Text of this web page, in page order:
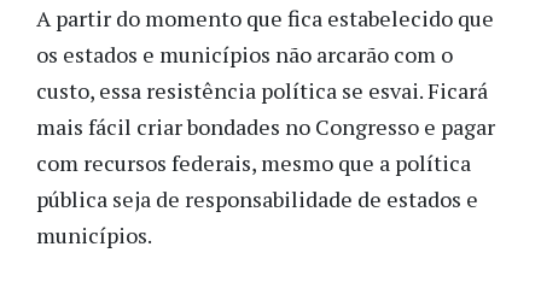
A partir do momento que fica estabelecido que
os estados e municípios não arcarão com o
custo, essa resistência política se esvai. Ficará
mais fácil criar bondades no Congresso e pagar
com recursos federais, mesmo que a política
pública seja de responsabilidade de estados e
municípios.